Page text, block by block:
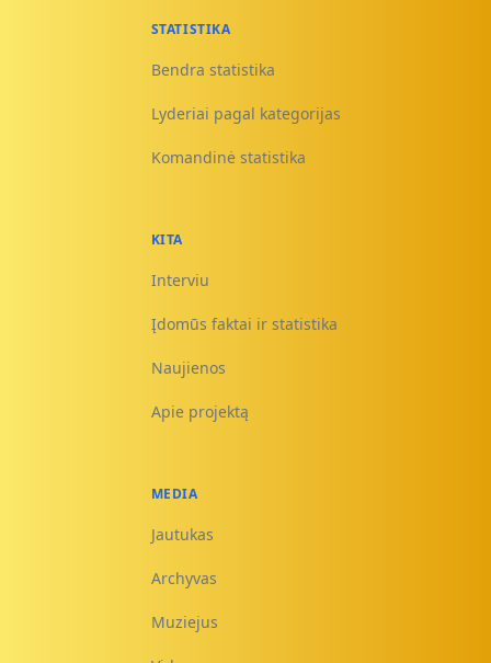
STATISTIKA
Bendra statistika
Lyderiai pagal kategorijas
Komandinė statistika
KITA
Interviu
Įdomūs faktai ir statistika
Naujienos
Apie projektą
MEDIA
Jautukas
Archyvas
Muziejus